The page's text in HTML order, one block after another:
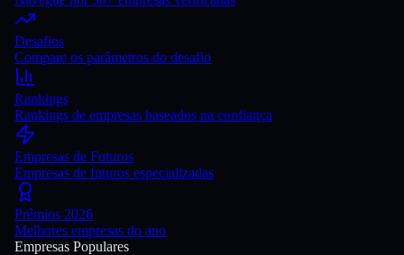
Desafios
Compare os parâmetros do desafio
Rankings
Rankings de empresas baseados na confiança
Empresas de Futuros
Empresas de futuros especializadas
Prêmios 2026
Melhores empresas do ano
Empresas Populares